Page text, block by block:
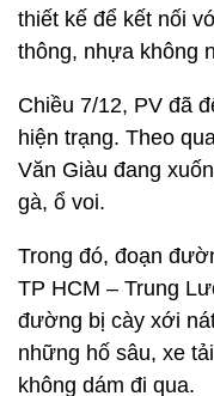
thiết kế để kết nối
thông, nhựa không
Chiều 7/12, PV đã
hiện trạng. Theo
Văn Giàu đang
gà, ổ voi.
Trong đó, đoạn
TP HCM – Trung
đường bị cày xới
những hố sâu, xe
không dám đi qua.